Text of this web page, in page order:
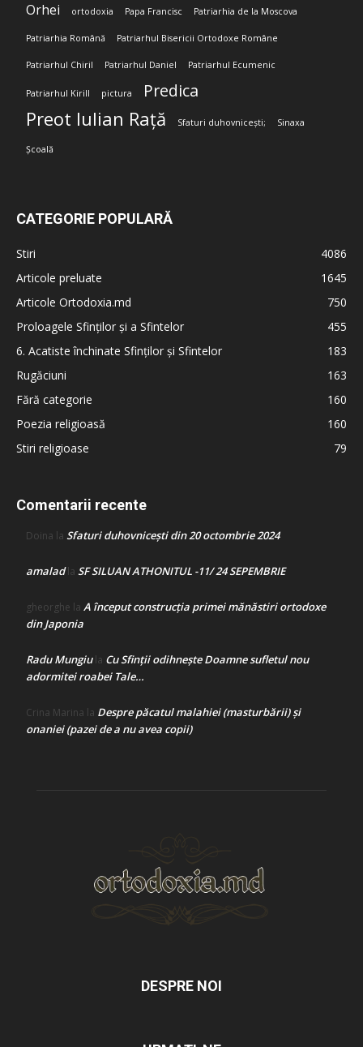
Orhei ortodoxia Papa Francisc Patriarhia de la Moscova
Patriarhia Română Patriarhul Bisericii Ortodoxe Române
Patriarhul Chiril Patriarhul Daniel Patriarhul Ecumenic
Patriarhul Kirill pictura Predica
Preot Iulian Rață Sfaturi duhovnicești; Sinaxa
Școală
CATEGORIE POPULARĂ
Stiri
4086
Articole preluate
1645
Articole Ortodoxia.md
750
Proloagele Sfinților și a Sfintelor
455
6. Acatiste închinate Sfinților și Sfintelor
183
Rugăciuni
163
Fără categorie
160
Poezia religioasă
160
Stiri religioase
79
Comentarii recente
Doina la Sfaturi duhovnicești din 20 octombrie 2024
amaladla SF SILUAN ATHONITUL -11/ 24 SEPEMBRIE
gheorghe la A început construcţia primei mănăstiri ortodoxe
din Japonia
Radu Mungiula Cu Sfinții odihnește Doamne sufletul nou
adormitei roabei Tale…
Crina Marina la Despre păcatul malahiei (masturbării) şi
onaniei (pazei de a nu avea copii)
DESPRE NOI